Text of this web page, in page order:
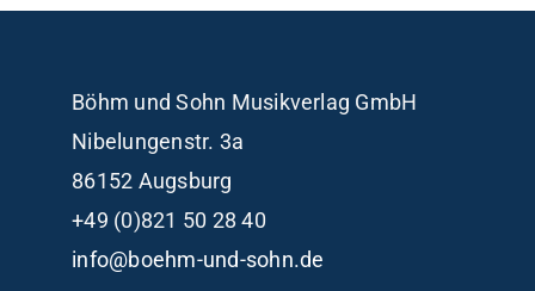
Böhm und Sohn Musikverlag GmbH
Nibelungenstr. 3a
86152 Augsburg
+49 (0)821 50 28 40
info@boehm-und-sohn.de